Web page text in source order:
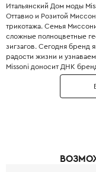
Итальянский Дом моды
Оттавио и Розитой
трикотажа. Семья
сложные полноцветные
зигзагов. Сегодня бренд
радости жизни и
Missoni доносит ДНК
предлагая яркие
подписал многолетнее
Simonetta, которая
отличается